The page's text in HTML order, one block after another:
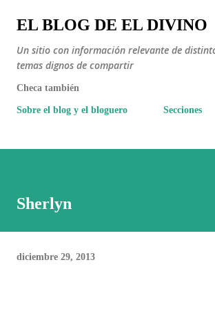
Ir al contenido principal
EL BLOG DE EL DIVINO
Un sitio con información relevante de
temas dignos de compartir
Checa también
Sobre el blog y el bloguero Secciones
Sherlyn
diciembre 29, 2013